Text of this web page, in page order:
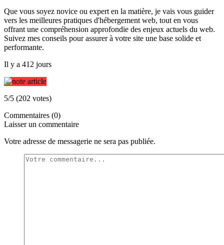
Que vous soyez novice ou expert en la matière, je vais vous guider
vers les meilleures pratiques d'hébergement web, tout en vous
offrant une compréhension approfondie des enjeux actuels du web.
Suivez mes conseils pour assurer à votre site une base solide et
performante.
Il y a 412 jours
5/5 (202 votes)
Commentaires (0)
Laisser un commentaire
Votre adresse de messagerie ne sera pas publiée.